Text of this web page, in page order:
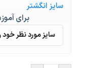
سایز انگشتر
برای